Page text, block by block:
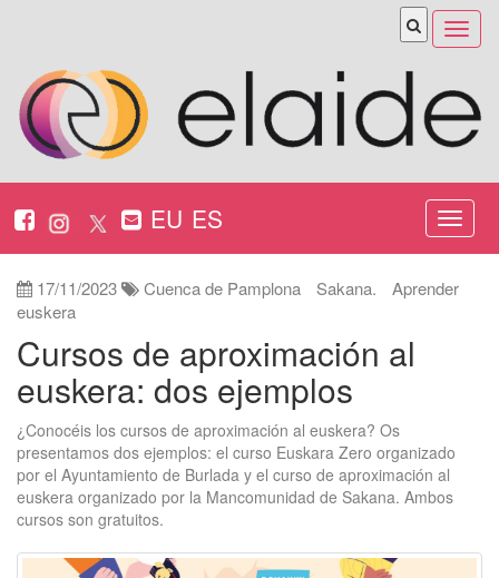
Abrir
menú
EU ES
ireki
17/11/2023 Cuenca de Pamplona Sakana.
Aprender
euskera
Cursos de aproximación al
euskera: dos ejemplos
¿Conocéis los cursos de aproximación al euskera? Os
presentamos dos ejemplos: el curso Euskara Zero organizado
por el Ayuntamiento de Burlada y el curso de aproximación al
euskera organizado por la Mancomunidad de Sakana. Ambos
cursos son gratuitos.